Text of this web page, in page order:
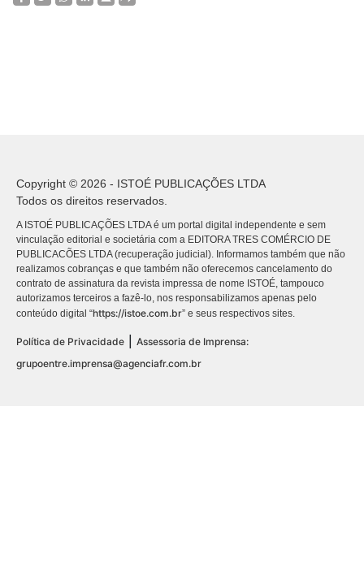
Copyright © 2026 - ISTOÉ PUBLICAÇÕES LTDA
Todos os direitos reservados.
A ISTOÉ PUBLICAÇÕES LTDA é um portal digital independente e sem
vinculação editorial e societária com a EDITORA TRES COMÉRCIO DE
PUBLICACÕES LTDA (recuperação judicial). Informamos também que não
realizamos cobranças e que também não oferecemos cancelamento do
contrato de assinatura da revista impressa de nome ISTOÉ, tampouco
autorizamos terceiros a fazê-lo, nos responsabilizamos apenas pelo
conteúdo digital “https://istoe.com.br” e seus respectivos sites.
Política de Privacidade
Assessoria de Imprensa:
grupoentre.imprensa@agenciafr.com.br